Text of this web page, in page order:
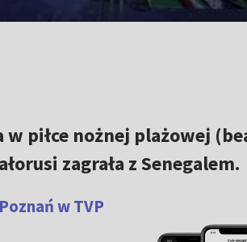
piłce nożnej plażowej
zagrała z Senegalem.
w TVP